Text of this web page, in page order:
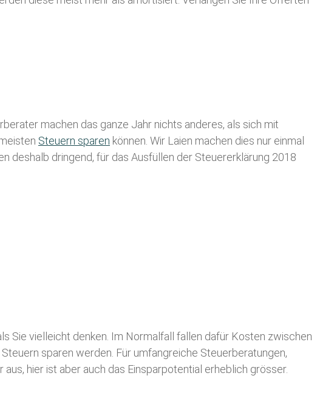
machen das ganze Jahr nichts anderes, als sich mit
Steuern sparen können. Wir Laien machen dies nur einmal
deshalb dringend, für das Ausfüllen der Steuererklärung 2018
Sie vielleicht denken. Im Normalfall fallen dafür Kosten zwischen
sparen werden. Für umfangreiche Steuerberatungen,
hier ist aber auch das Einsparpotential erheblich grösser.